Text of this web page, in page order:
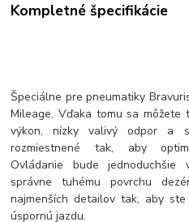
Kompletné špecifikácie
Špeciálne pre pneumatiky
Mileage. Vďaka tomu sa môžete
výkon, nízky valivý odpor a
rozmiestnené tak, aby
Ovládanie bude jednoduchšie
správne tuhému povrchu
najmenších detailov tak, aby
úspornú jazdu.